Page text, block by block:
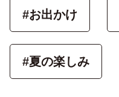
#お出かけ
#夏の楽しみ